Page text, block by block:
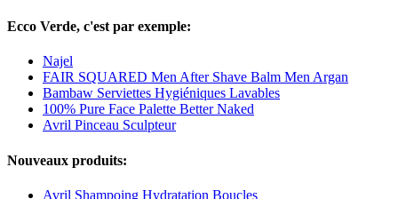
Ecco Verde, c'est par exemple:
Najel
FAIR SQUARED Men After Shave Balm Men Argan
Bambaw Serviettes Hygiéniques Lavables
100% Pure Face Palette Better Naked
Avril Pinceau Sculpteur
Nouveaux produits:
Avril Shampoing Hydratation Boucles